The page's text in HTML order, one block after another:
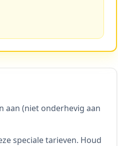
aan (niet onderhevig aan
speciale tarieven. Houd